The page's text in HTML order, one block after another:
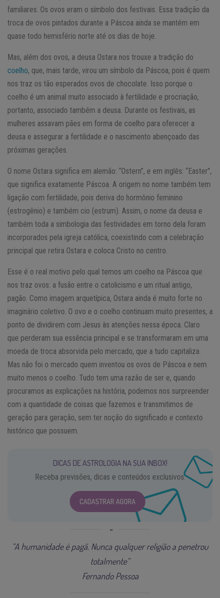
familiares. Os ovos eram o símbolo dos festivais. Essa tradição da
troca de ovos pintados durante a Páscoa ainda se mantém em
quase todo hemisfério norte até os dias de hoje.
Mas, além dos ovos, a deusa Ostara nos trouxe a tradição do
coelho, que, mais tarde, virou um símbolo da Páscoa, pois é quem
nos traz os tão esperados ovos de chocolate. Isso porque o
coelho é um animal muito associado à fertilidade e procriação,
portanto, associado também a deusa. Durante os festivais, as
mulheres assavam pães em forma de coelho para oferecer a
deusa e assegurar a fertilidade e o nascimento abençoado das
próximas gerações.
O nome Ostara significa em alemão: “Ostern”, e em inglês: “Easter”,
que significa exatamente Páscoa. A origem no nome também tem
ligação com fertilidade, pois deriva do hormônio feminino
(estrogênio) e também cio (estrum). Assim, o nome da deusa e
também toda a simbologia das festividades em torno dela foram
incorporados pela igreja católica, coexistindo com a celebração
principal que retira Ostara e coloca Cristo no centro.
Esse é o real motivo pelo qual temos um coelho na Páscoa que
nos traz ovos: a fusão entre o catolicismo e um ritual antigo,
pagão. Como imagem arquetípica, Ostara ainda é muito forte no
imaginário coletivo. O ovo e o coelho continuam muito presentes, a
ponto de dividirem com Jesus às atenções nessa época. Claro
que perderam sua essência principal e se transformaram em uma
moeda de troca absorvida pelo mercado, que a tudo capitaliza.
Mas não foi o mercado quem inventou os ovos de Páscoa e nem
muito menos o coelho. Tudo tem uma razão de ser e, quando
procuramos as explicações na história, podemos nos surpreender
com a quantidade de coisas que fazemos e transmitimos de
geração para geração, sem ter noção do significado e contexto
histórico que possuem.
DICAS DE ASTROLOGIA NA SUA INBOX!
Receba previsões, dicas e conteúdos exclusivos.
CADASTRAR AGORA
“A humanidade é pagã. Nunca qualquer religião a penetrou
totalmente”
Fernando Pessoa